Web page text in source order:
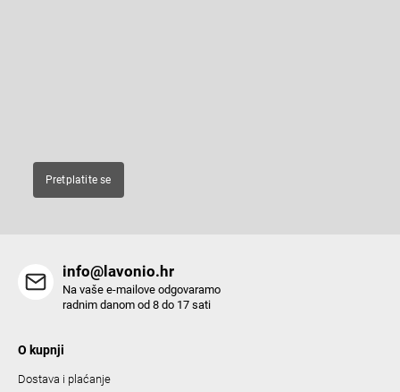
Pretplatite se
info@lavonio.hr
Na vaše e-mailove odgovaramo
radnim danom od 8 do 17 sati
O kupnji
Dostava i plaćanje